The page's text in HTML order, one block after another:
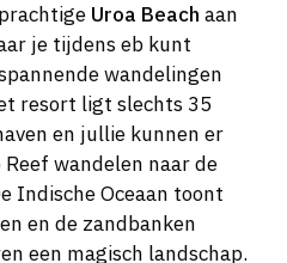
Uroa Beach aan
je tijdens eb kunt
wandelingen
resort ligt slechts 35
en jullie kunnen er
wandelen naar de
Indische Oceaan toont
en de zandbanken
een magisch landschap.